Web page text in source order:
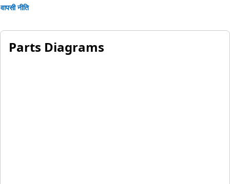
वापसी नीति
Parts Diagrams